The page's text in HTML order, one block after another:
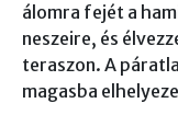
álomra fejét a
neszeire, és
teraszon. A
magasba